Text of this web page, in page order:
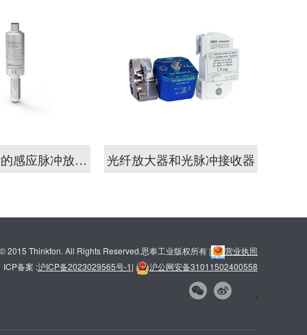
KEM流量计的感应脉冲放大器 光纤放大器和光脉冲接收器
2015 Thinkfon. All Rights Reserved.思奉工业版权所有 |
营业执照
ICP备案 :沪ICP备2023029565号-1| 沪公网安备31011502400558